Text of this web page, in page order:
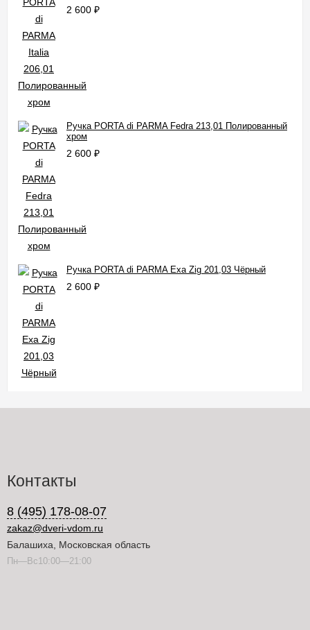
2 600 ₽
Ручка PORTA di PARMA Fedra 213,01 Полированный
хром
2 600 ₽
Ручка PORTA di PARMA Exa Zig 201,03 Чёрный
2 600 ₽
Контакты
8 (495) 178-08-07
zakaz@dveri-vdom.ru
Балашиха, Московская область
Пн—Вс10:00—21:00